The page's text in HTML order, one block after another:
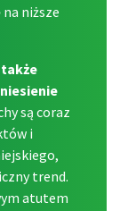
niższe
są coraz
i
trend.
atutem